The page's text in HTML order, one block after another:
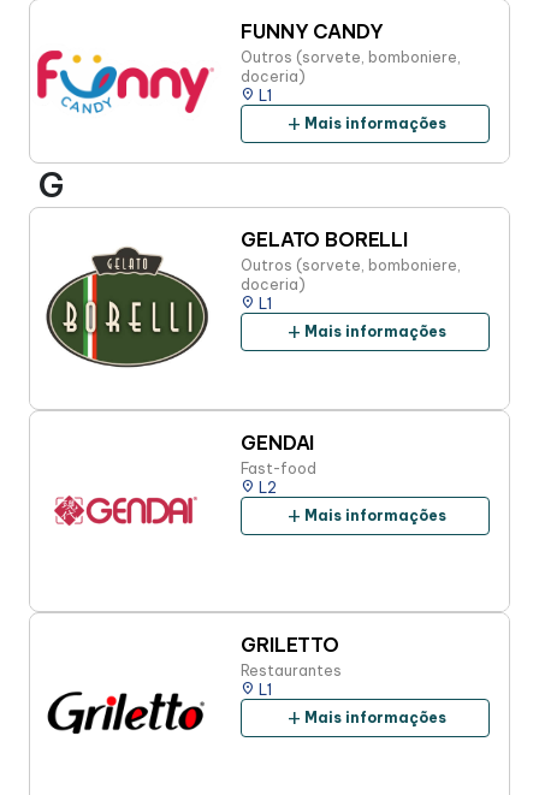
FUNNY CANDY
Outros (sorvete, bomboniere,
doceria)
place L1
add Mais informações
G
GELATO BORELLI
Outros (sorvete, bomboniere,
doceria)
place L1
add Mais informações
GENDAI
Fast-food
place L2
add Mais informações
GRILETTO
Restaurantes
place L1
add Mais informações